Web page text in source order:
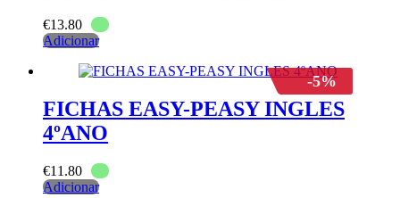
€13.80
Adicionar
-5%
FICHAS EASY-PEASY INGLES
4ºANO
€11.80
Adicionar